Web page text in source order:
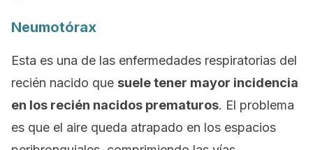
Neumotórax
Esta es una de las enfermedades respiratorias del
recién nacido que suele tener mayor incidencia
en los recién nacidos prematuros. El problema
es que el aire queda atrapado en los espacios